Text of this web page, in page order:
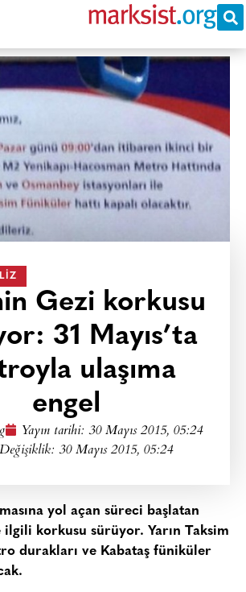
Gezi korkusu
31 Mayıs’ta
ulaşıma
engel
Yayın tarihi: 30 Mayıs 2015, 05:24
30 Mayıs 2015, 05:24
yol açan süreci başlatan
korkusu sürüyor. Yarın Taksim
durakları ve Kabataş füniküler